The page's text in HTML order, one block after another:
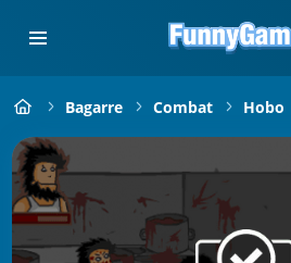
Bagarre Combat Hobo